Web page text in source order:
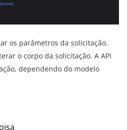
os parâmetros da solicitação.
o corpo da solicitação. A API
dependendo do modelo